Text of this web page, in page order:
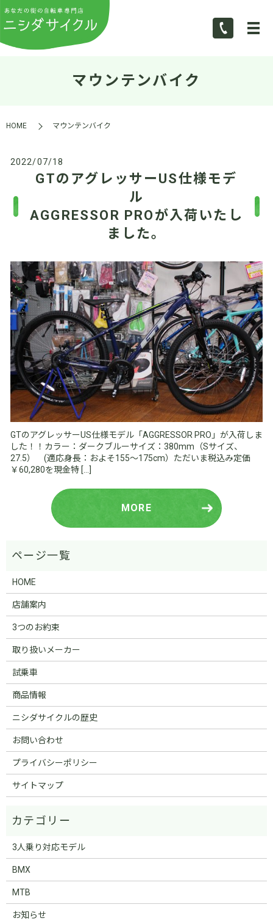
マウンテンバイク
HOME マウンテンバイク
2022/07/18
GTのアグレッサーUS仕様モデ
ル
AGGRESSOR PROが入荷いたし
ました。
GTのアグレッサーUS仕様モデル「AGGRESSOR PRO」が入荷しま
した！！カラー：ダークブルーサイズ：380mm（Sサイズ、
27.5） (適応身長：およそ155～175cm）ただいま税込み定価
￥60,280を現金特 […]
MORE
HOME
店舗案内
3つのお約束
取り扱いメーカー
試乗車
商品情報
ニシダサイクルの歴史
お問い合わせ
プライバシーポリシー
サイトマップ
3人乗り対応モデル
BMX
MTB
お知らせ